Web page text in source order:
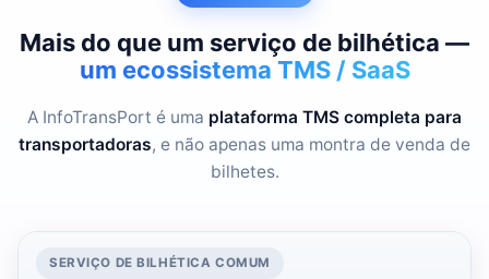
Mais do que um serviço de bilhética —
um ecossistema TMS / SaaS
A InfoTransPort é uma plataforma TMS completa para
transportadoras, e não apenas uma montra de venda de
bilhetes.
SERVIÇO DE BILHÉTICA COMUM